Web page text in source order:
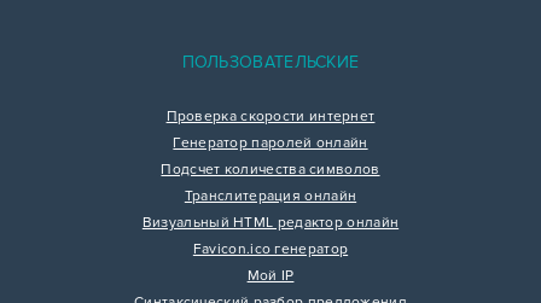
ПОЛЬЗОВАТЕЛЬСКИЕ
Проверка скорости интернет
Генератор паролей онлайн
Подсчет количества символов
Транслитерация онлайн
Визуальный HTML редактор онлайн
Favicon.ico генератор
Мой IP